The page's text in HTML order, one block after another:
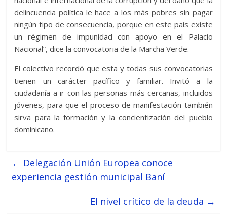
delincuencia política le hace a los más pobres sin pagar
ningún tipo de consecuencia, porque en este país existe
un régimen de impunidad con apoyo en el Palacio
Nacional”, dice la convocatoria de la Marcha Verde.
El colectivo recordó que esta y todas sus convocatorias
tienen un carácter pacífico y familiar. Invitó a la
ciudadanía a ir con las personas más cercanas, incluidos
jóvenes, para que el proceso de manifestación también
sirva para la formación y la concientización del pueblo
dominicano.
← Delegación Unión Europea conoce
experiencia gestión municipal Baní
El nivel crítico de la deuda →